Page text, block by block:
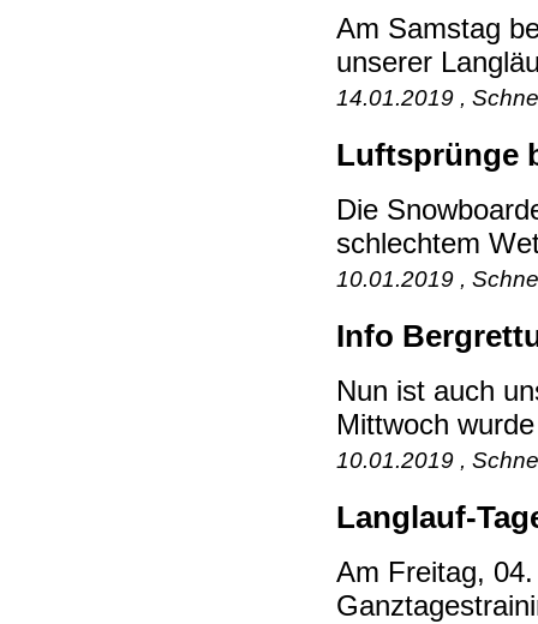
Am Samstag
unserer
14.01.2019 ,
Luftsprünge
Die
schlechtem
10.01.2019 ,
Info
Nun ist auch
Mittwoch
10.01.2019 ,
Langlauf-
Am Freitag,